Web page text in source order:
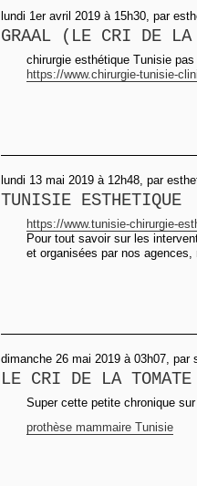
lundi 1er avril 2019 à 15h30, par
GRAAL (LE CRI DE
chirurgie esthétique Tunisie pas
https://www.chirurgie-tunisie-
lundi 13 mai 2019 à 12h48, par
TUNISIE ESTHETIQUE
https://www.tunisie-chirurgie-
Pour tout savoir sur les
et organisées par nos
dimanche 26 mai 2019 à 03h07, par
LE CRI DE LA TOMATE
Super cette petite chronique
prothèse mammaire Tunisie